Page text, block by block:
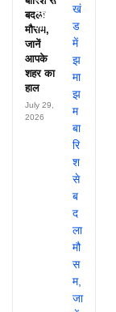
पहुंचते थे
लाखों!
बदला
मौसम,
जानें
आपके
शहर का
हाल
July 29,
2026